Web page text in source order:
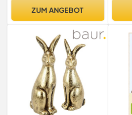
ZUM ANGEBOT